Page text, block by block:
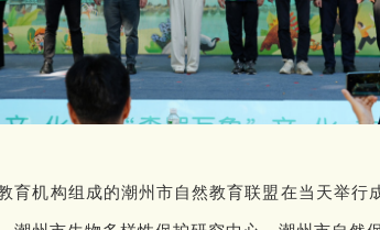
育机构组成的潮州市自然教育联盟在当天举行